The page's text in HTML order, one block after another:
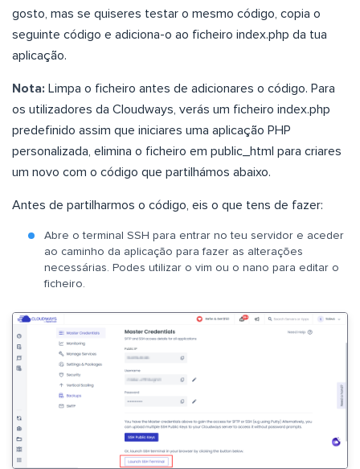
gosto, mas se quiseres testar o mesmo código, copia o
seguinte código e adiciona-o ao ficheiro index.php da tua
aplicação.
Nota: Limpa o ficheiro antes de adicionares o código. Para
os utilizadores da Cloudways, verás um ficheiro index.php
predefinido assim que iniciares uma aplicação PHP
personalizada, elimina o ficheiro em public_html para criares
um novo com o código que partilhámos abaixo.
Antes de partilharmos o código, eis o que tens de fazer:
Abre o terminal SSH para entrar no teu servidor e aceder
ao caminho da aplicação para fazer as alterações
necessárias. Podes utilizar o vim ou o nano para editar o
ficheiro.